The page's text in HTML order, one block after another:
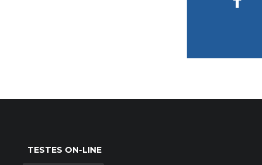
TESTES ON-LINE